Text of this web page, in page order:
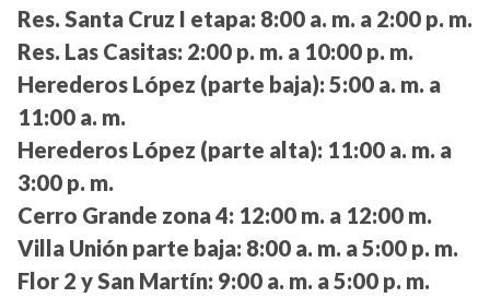
Res. Santa Cruz I etapa: 8:00 a. m. a 2:00 p. m.
Res. Las Casitas: 2:00 p. m. a 10:00 p. m.
Herederos López (parte baja): 5:00 a. m. a
11:00 a. m.
Herederos López (parte alta): 11:00 a. m. a
3:00 p. m.
Cerro Grande zona 4: 12:00 m. a 12:00 m.
Villa Unión parte baja: 8:00 a. m. a 5:00 p. m.
Flor 2 y San Martín: 9:00 a. m. a 5:00 p. m.